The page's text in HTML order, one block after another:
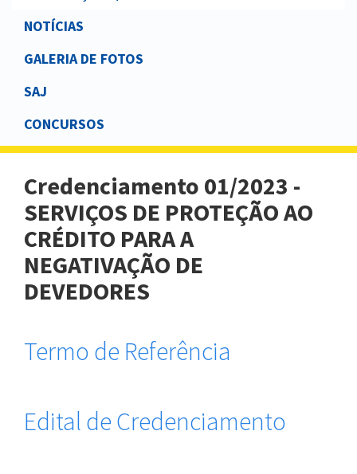
NOTÍCIAS
GALERIA DE FOTOS
SAJ
CONCURSOS
Credenciamento 01/2023 -
SERVIÇOS DE PROTEÇÃO AO
CRÉDITO PARA A
NEGATIVAÇÃO DE
DEVEDORES
Termo de Referência
Edital de Credenciamento